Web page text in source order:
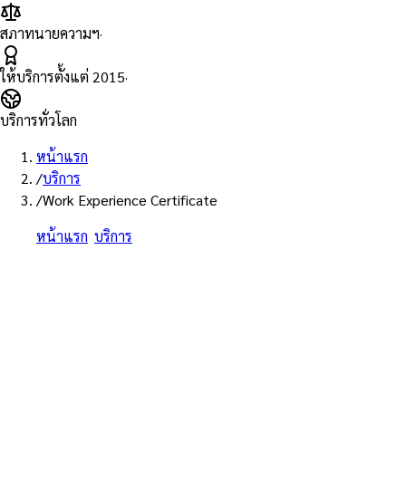
สภาทนายความฯ·
ให้บริการตั้งแต่ 2015·
บริการทั่วโลก
หน้าแรก
/บริการ
/Work Experience Certificate
หน้าแรก บริการ